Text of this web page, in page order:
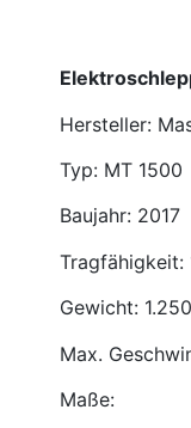
Hersteller:
Typ: MT 1500
Baujahr: 2017
Tragfähigkeit:
Gewicht:
Max.
Maße: